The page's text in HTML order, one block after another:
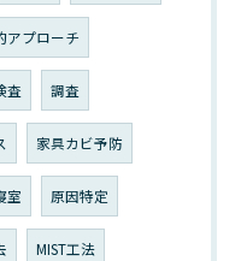
アプローチ
査 調査
家具カビ予防
室 原因特定
MIST工法